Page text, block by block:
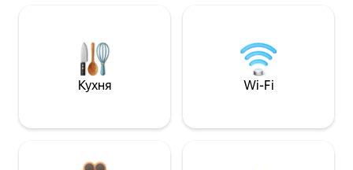
Кухня Wi-Fi